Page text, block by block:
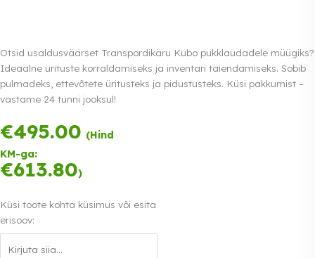
Otsid usaldusväärset Transpordikäru Kubo pukklaudadele müügiks?
Ideaalne ürituste korraldamiseks ja inventari täiendamiseks. Sobib
pulmadeks, ettevõtete üritusteks ja pidustusteks. Küsi pakkumist –
vastame 24 tunni jooksul!
€495.00 (Hind
KM-ga:
€613.80)
Küsi toote kohta küsimus või esita
erisoov: